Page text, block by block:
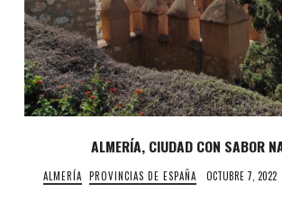
ALMERÍA, CIUDAD CON SABOR
ALMERÍA PROVINCIAS DE ESPAÑA OCTUBRE 7, 2022